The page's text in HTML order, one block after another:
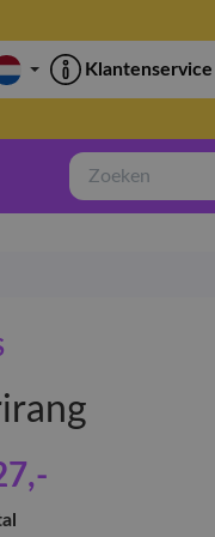
Klantenservice
Zoeken
,-